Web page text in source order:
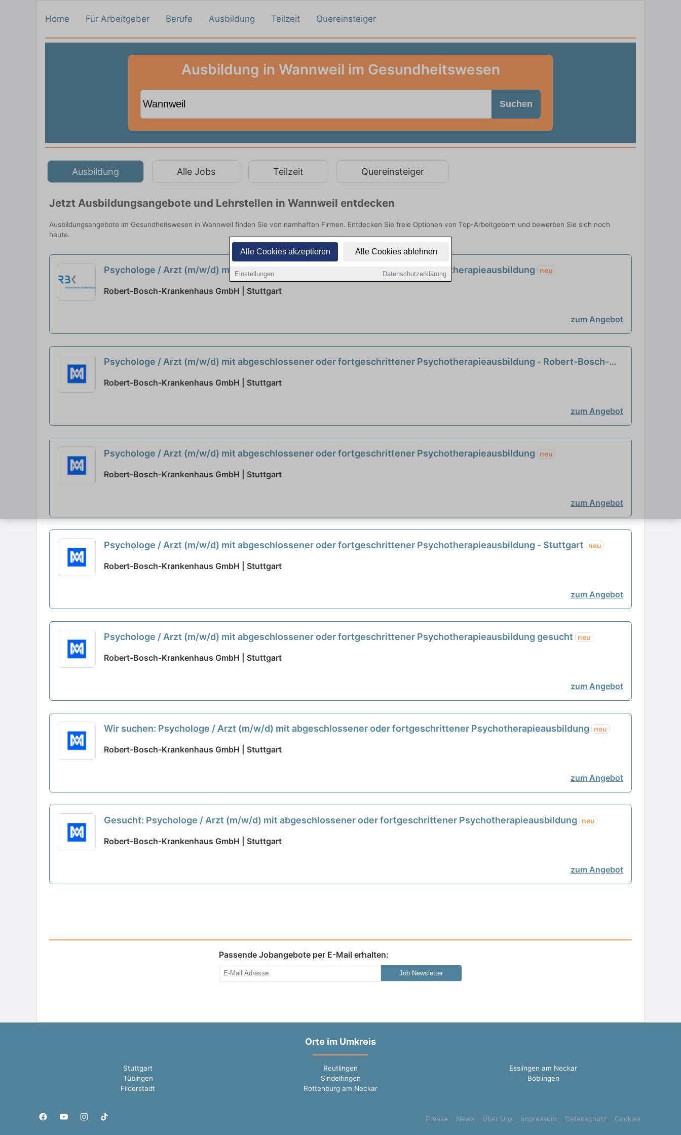
Alle Cookies akzeptieren Alle Cookies ablehnen
Einstellungen Datenschutzerklärung
Home Für Arbeitgeber Berufe Ausbildung Teilzeit Quereinsteiger
Ausbildung in Wannweil im Gesundheitswesen
Suchen
Ausbildung Alle Jobs Teilzeit Quereinsteiger
Jetzt Ausbildungsangebote und Lehrstellen in Wannweil entdecken
Ausbildungsangebote im Gesundheitswesen in Wannweil finden Sie von namhaften Firmen. Entdecken Sie freie Optionen von Top-Arbeitgebern und bewerben Sie sich noch
heute.
Psychologe / Arzt (m/w/d) mit abgeschlossener oder fortgeschrittener Psychotherapieausbildung neu
Robert-Bosch-Krankenhaus GmbH | Stuttgart
zum Angebot
Psychologe / Arzt (m/w/d) mit abgeschlossener oder fortgeschrittener Psychotherapieausbildung - Robert-Bosch-
Robert-Bosch-Krankenhaus GmbH | Stuttgart
zum Angebot
Psychologe / Arzt (m/w/d) mit abgeschlossener oder fortgeschrittener Psychotherapieausbildung neu
Robert-Bosch-Krankenhaus GmbH | Stuttgart
zum Angebot
Psychologe / Arzt (m/w/d) mit abgeschlossener oder fortgeschrittener Psychotherapieausbildung - Stuttgart neu
Robert-Bosch-Krankenhaus GmbH | Stuttgart
zum Angebot
Psychologe / Arzt (m/w/d) mit abgeschlossener oder fortgeschrittener Psychotherapieausbildung gesucht neu
Robert-Bosch-Krankenhaus GmbH | Stuttgart
zum Angebot
Wir suchen: Psychologe / Arzt (m/w/d) mit abgeschlossener oder fortgeschrittener Psychotherapieausbildung neu
Robert-Bosch-Krankenhaus GmbH | Stuttgart
zum Angebot
Gesucht: Psychologe / Arzt (m/w/d) mit abgeschlossener oder fortgeschrittener Psychotherapieausbildung neu
Robert-Bosch-Krankenhaus GmbH | Stuttgart
zum Angebot
Passende Jobangebote per E-Mail erhalten:
Job Newsletter
Orte im Umkreis
Stuttgart Reutlingen
Esslingen am Neckar
Tübingen
Sindelfingen
Böblingen
Filderstadt
Rottenburg am Neckar
Presse News Über Uns Impressum Datenschutz Cookies